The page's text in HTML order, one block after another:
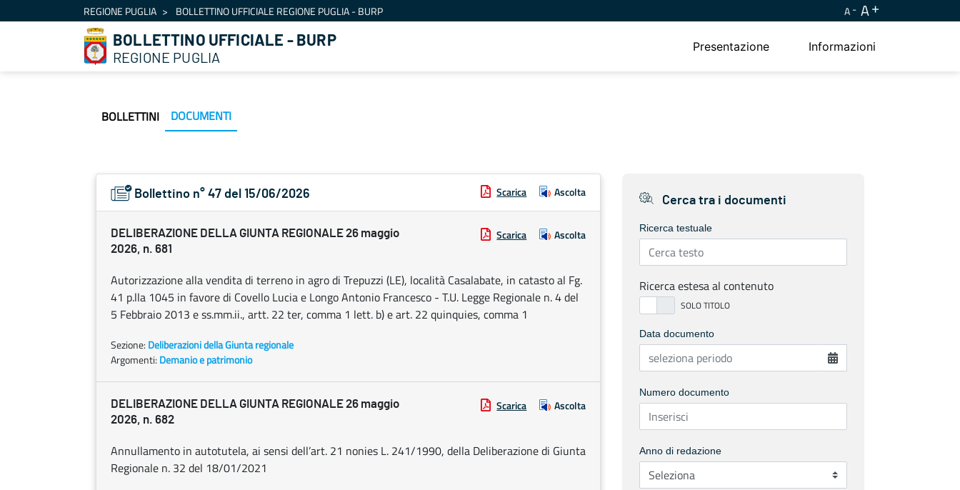
Salta al contenutoREGIONE PUGLIA BOLLETTINO UFFICIALE REGIONE PUGLIA - BURP A A
BOLLETTINO UFFICIALE - BURP
REGIONE PUGLIA
Presentazione Informazioni
BOLLETTINI DOCUMENTI
Bollettino n° 47 del 15/06/2026 Scarica Ascolta
DELIBERAZIONE DELLA GIUNTA REGIONALE 26 maggio
2026, n. 681
Scarica Ascolta
Autorizzazione alla vendita di terreno in agro di Trepuzzi (LE), località Casalabate, in catasto al Fg.
41 p.lla 1045 in favore di Covello Lucia e Longo Antonio Francesco - T.U. Legge Regionale n. 4 del
5 Febbraio 2013 e ss.mm.ii., artt. 22 ter, comma 1 lett. b) e art. 22 quinquies, comma 1
Sezione: Deliberazioni della Giunta regionale
Argomenti: Demanio e patrimonio
DELIBERAZIONE DELLA GIUNTA REGIONALE 26 maggio
2026, n. 682
Scarica Ascolta
Annullamento in autotutela, ai sensi dell’art. 21 nonies L. 241/1990, della Deliberazione di Giunta
Regionale n. 32 del 18/01/2021
Cerca tra i documenti
Ricerca testuale
Ricerca estesa al contenuto
Data documento
Numero documento
Anno di redazione